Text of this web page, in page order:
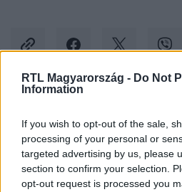
RTL Magyarország - Do Not
Information
If you wish to opt-out of the sale,
processing of your personal or
targeted advertising by us, please
section to confirm your selection.
opt-out request is processed you
Facebookon is!